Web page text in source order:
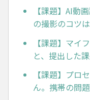
【課題】AI動
の撮影のコツ
【課題】マイ
と、提出した
【課題】プロ
ん。携帯の問